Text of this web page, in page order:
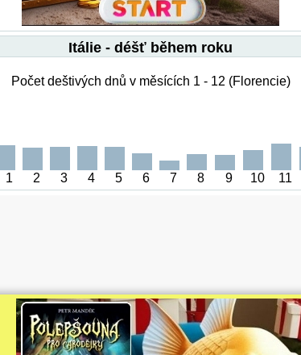
Itálie - déšť během roku
Počet deštivých dnů v měsících 1 - 12 (Florencie)
1 2 3 4 5 6 7 8 9 10 11